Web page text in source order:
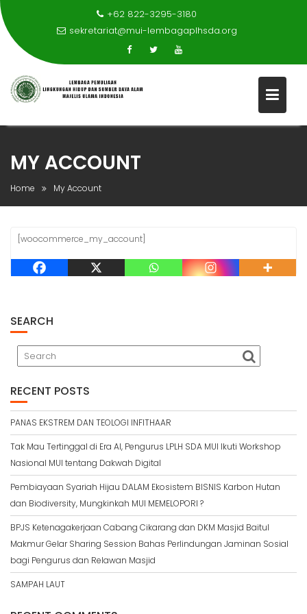
content
+62 822-3295-3180
sekretariat@mui-lembagaplhsda.org
MY ACCOUNT
Home My Account
[woocommerce_my_account]
SEARCH
RECENT POSTS
PANAS EKSTREM DAN TEOLOGI INFITHAAR
Tak Mau Tertinggal di Era AI, Pengurus LPLH SDA MUI Ikuti Workshop
Nasional MUI tentang Dakwah Digital
Pembiayaan Syariah Hijau DALAM Ekosistem BISNIS Karbon Hutan
dan Biodiversity, Mungkinkah MUI MEMELOPORI ?
BPJS Ketenagakerjaan Cabang Cikarang dan DKM Masjid Baitul
Makmur Gelar Sharing Session Bahas Perlindungan Jaminan Sosial
bagi Pengurus dan Relawan Masjid
SAMPAH LAUT